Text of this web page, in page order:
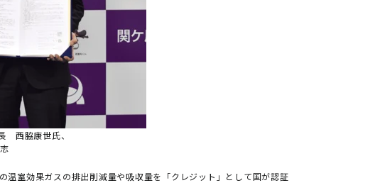
西脇康世氏、
室効果ガスの排出削減量や吸収量を「クレジット」として国が認証